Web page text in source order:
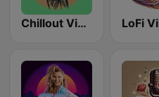
Chillout Vibes LoFi